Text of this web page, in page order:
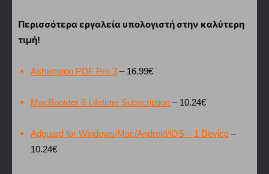
Περισσότερα εργαλεία υπολογιστή στην καλύτερη
τιμή!
Ashampoo PDF Pro 3 – 16.99€
MacBooster 8 Lifetime Subscription – 10.24€
Adguard for Windows/Mac/Android/iOS – 1 Device –
10.24€